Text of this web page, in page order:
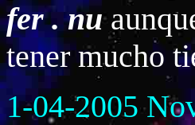
fer . nu
tener mucho
1-04-2005